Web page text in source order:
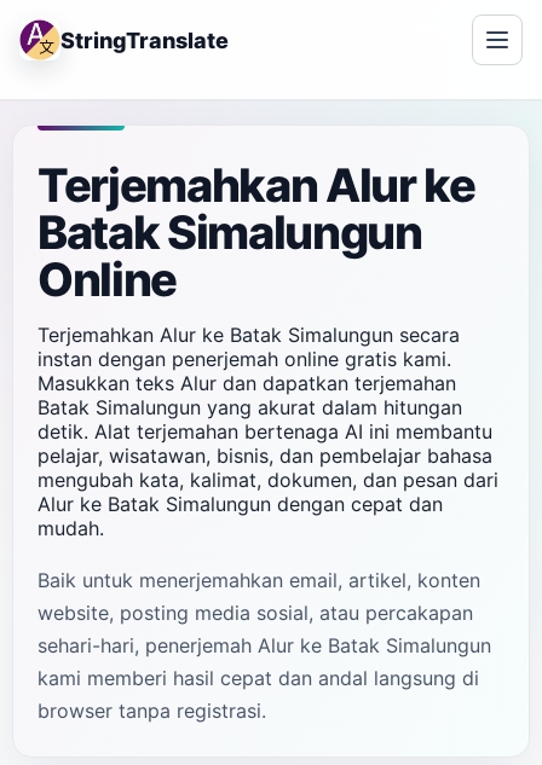
StringTranslate
Terjemahkan Alur ke
Batak Simalungun
Online
Terjemahkan Alur ke Batak Simalungun secara
instan dengan penerjemah online gratis kami.
Masukkan teks Alur dan dapatkan terjemahan
Batak Simalungun yang akurat dalam hitungan
detik. Alat terjemahan bertenaga AI ini membantu
pelajar, wisatawan, bisnis, dan pembelajar bahasa
mengubah kata, kalimat, dokumen, dan pesan dari
Alur ke Batak Simalungun dengan cepat dan
mudah.
Baik untuk menerjemahkan email, artikel, konten
website, posting media sosial, atau percakapan
sehari-hari, penerjemah Alur ke Batak Simalungun
kami memberi hasil cepat dan andal langsung di
browser tanpa registrasi.